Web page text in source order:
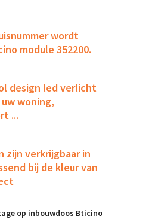
wordt
module 352200.
design led verlicht
woning,
...
zijn verkrijgbaar in
bij de kleur van
op inbouwdoos Bticino